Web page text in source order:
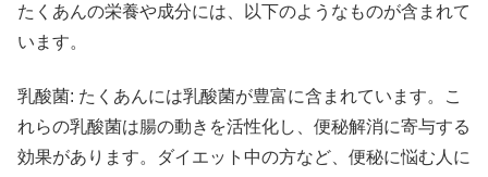
たくあんの栄養や成分には、以下のようなものが含まれて
います。
乳酸菌: たくあんには乳酸菌が豊富に含まれています。こ
れらの乳酸菌は腸の動きを活性化し、便秘解消に寄与する
効果があります。ダイエット中の方など、便秘に悩む人に